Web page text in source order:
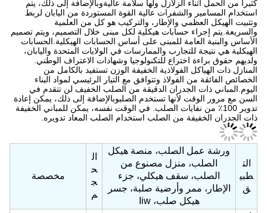
المنازل ذات الهياكل الفولاذية الخفيفة الوزن خفيفة الوزن، ووزن هيكلها
هو 1/5 فقط من وزن المباني التقليدية من الطوب والخرسانة،الذي يقلل
كثيرا من الحمل أثناء الزلازل ولها سلامة عاليةوبالإضافة إلى ذلك، يتم
استخدام المسامير والشفرات عالية القوة المستوردة من اليابان لربط
وتثبيت الهيكل العظمي والإطار، والتركيب هو كل من العلمية
والسريعة.يتم إجراء حسابات هيكلية لكل مبنى خلال التصميم، ويتم تصميم
الأساس والبنية العامة للمبنى على أساس الحسابات الهيكلية.الحسابات
الهيكلية هي نتيجة للتجارب والممارسات في الولايات المتحدة واليابان،
ولديهم حقوق براءة اختراع للتكنولوجيا وشهادات الاعتراف الوطني.
المنازل ذات الهياكل الفولاذية الخفيفة الوزن تستفيد بالكامل من
الخصائص الفائقة من الفولاذ وتتوافق مع التيار الرئيسي لمواد البناء
اليوم.المباني ذات الجدران الدقيقة من الصلب الخفيف لن تتقدم في
السن مع مرور الوقت لأنها تستخدم الصلبوبالإضافة إلى ذلك، يمكن إعادة
تدوير 100٪ من نفايات الصلب. في الوقت نفسه، يمكن للمباني الخفيفة
ذات الجدران الخفيفة من الصلب استخدام الصلب المعاد تدويره.
الت
طبي
ق
ورشة عمل الصلب، منصة هيكل
الصلب، منزل مصنوع من
الصلب، سقف هيكلي، جزء
الإطار، ممر وأرضية صلبة، جسر
ال
ح
ج